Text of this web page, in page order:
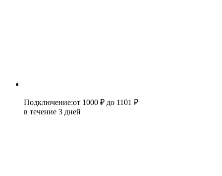
Подключение:от 1000 ₽ до 1101 ₽
в течение 3 дней